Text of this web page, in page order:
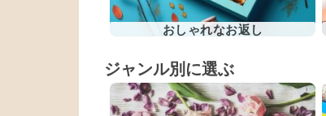
おしゃれなお返し
ジャンル別に選ぶ